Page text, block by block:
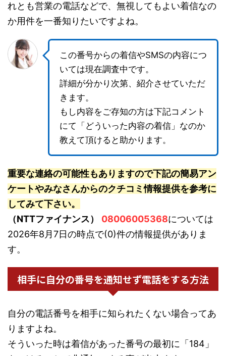
れとも営業の電話などで、無視してもよい着信なの
か用件を一番知りたいですよね。
この番号からの着信やSMSの内容につ
いては現在調査中です。
詳細が分かり次第、紹介させていただ
きます。
もし内容をご存知の方は下記コメント
にて「どういった内容の着信」なのか
教えて頂けると助かります。
重要な連絡の可能性もありますので下記の簡易アン
ケートやみなさんからのクチコミ情報提供を参考に
してみて下さい。
（NTTファイナンス）
08006005368については
2026年8月7日の時点で(0)件の情報提供がありま
す。
相手に自分の番号を通知せず電話をする方法
自分の電話番号を相手に知られたくない場合ってあ
りますよね。
そういった時は着信があった番号の最初に「184」